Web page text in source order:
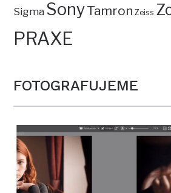
Sigma SonyTamron Zeiss
PRAXE
FOTOGRAFUJEME